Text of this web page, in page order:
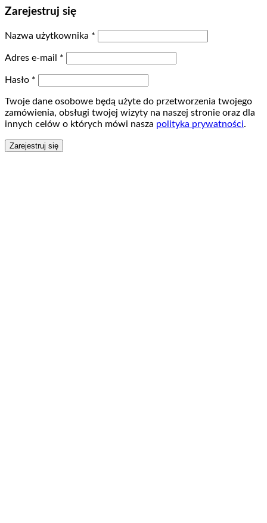
Zarejestruj się
Nazwa użytkownika *
Adres e-mail *
Hasło *
Twoje dane osobowe będą użyte do przetworzenia twojego
zamówienia, obsługi twojej wizyty na naszej stronie oraz dla
innych celów o których mówi nasza polityka prywatności.
Zarejestruj się